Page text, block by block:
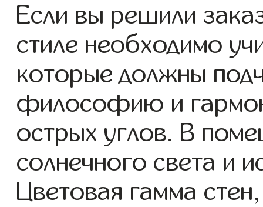
Если вы решили
стиле необходимо
которые должны
философию и
острых углов. В
солнечного света и
Цветовая гамма